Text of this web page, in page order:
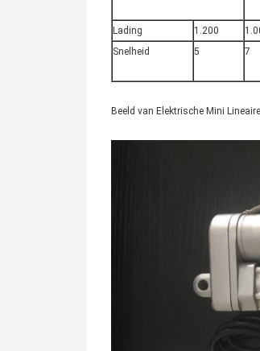
Lading 1.200
Snelheid
5 7
Beeld van Elektrische Mini